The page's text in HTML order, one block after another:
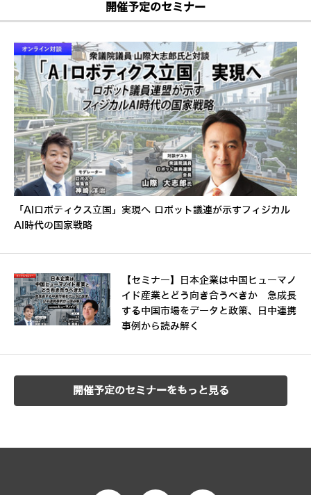
開催予定のセミナー
「AIロボティクス立国」実現へ ロボット議連が示すフィジカル
AI時代の国家戦略
【セミナー】日本企業は中国ヒューマノ
イド産業とどう向き合うべきか 急成長
する中国市場をデータと政策、日中連携
事例から読み解く
開催予定のセミナーをもっと見る